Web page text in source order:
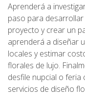
Aprenderá a
paso para
proyecto y crear un
aprenderá a diseñar
locales y estimar
florales de lujo.
desfile nupcial o
servicios de diseño